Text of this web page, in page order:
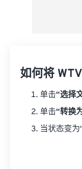
如何将
单击“选择
单击“转换
当状态变为